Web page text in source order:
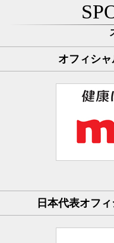
オフィシ
日本代表オフ